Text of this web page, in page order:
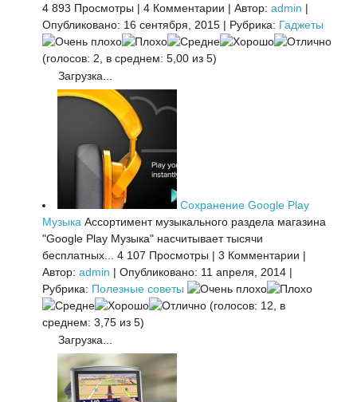
4 893 Просмотры | 4 Комментарии | Автор: admin |
Опубликовано: 16 сентября, 2015 | Рубрика: Гаджеты
(голосов: 2, в среднем: 5,00 из 5)
Загрузка...
Сохранение Google Play
Музыка Ассортимент музыкального раздела магазина
"Google Play Музыка" насчитывает тысячи
бесплатных...
4 107 Просмотры | 3 Комментарии |
Автор: admin | Опубликовано: 11 апреля, 2014 |
Рубрика: Полезные советы
(голосов: 12, в
среднем: 3,75 из 5)
Загрузка...